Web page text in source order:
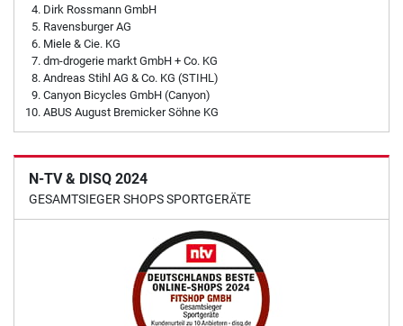
Dirk Rossmann GmbH
Ravensburger AG
Miele & Cie. KG
dm-drogerie markt GmbH + Co. KG
Andreas Stihl AG & Co. KG (STIHL)
Canyon Bicycles GmbH (Canyon)
ABUS August Bremicker Söhne KG
N-TV & DISQ 2024
GESAMTSIEGER SHOPS SPORTGERÄTE